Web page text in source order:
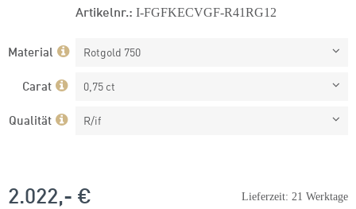
Artikelnr.: I-FGFKECVGF-R41RG12
Material Rotgold 750
Carat 0,75 ct
Qualität R/if
Lieferzeit: 21 Werktage
2.022,- €